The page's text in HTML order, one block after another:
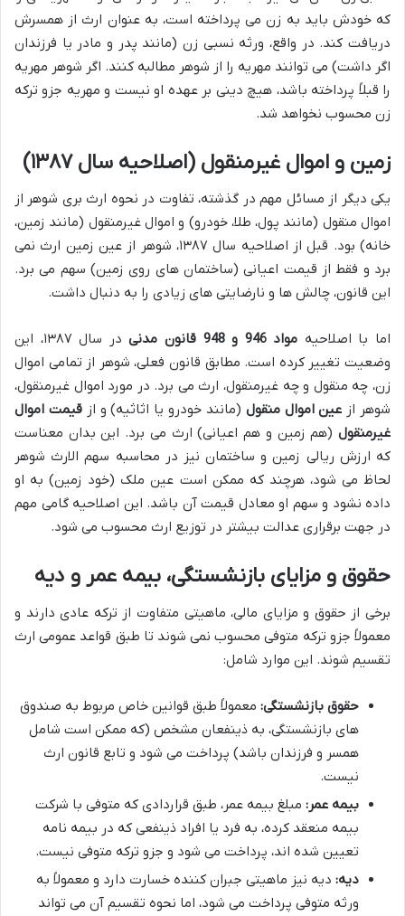
که خودش باید به زن می پرداخته است، به عنوان ارث از همسرش
دریافت کند. در واقع، ورثه نسبی زن (مانند پدر و مادر یا فرزندان
اگر داشت) می توانند مهریه را از شوهر مطالبه کنند. اگر شوهر مهریه
را قبلاً پرداخته باشد، هیچ دینی بر عهده او نیست و مهریه جزو ترکه
زن محسوب نخواهد شد.
زمین و اموال غیرمنقول (اصلاحیه سال ۱۳۸۷)
یکی دیگر از مسائل مهم در گذشته، تفاوت در نحوه ارث بری شوهر از
اموال منقول (مانند پول، طلا، خودرو) و اموال غیرمنقول (مانند زمین،
خانه) بود. قبل از اصلاحیه سال ۱۳۸۷، شوهر از عین زمین ارث نمی
برد و فقط از قیمت اعیانی (ساختمان های روی زمین) سهم می برد.
این قانون، چالش ها و نارضایتی های زیادی را به دنبال داشت.
اما با اصلاحیه مواد 946 و 948 قانون مدنی
در سال ۱۳۸۷، این
وضعیت تغییر کرده است. مطابق قانون فعلی، شوهر از تمامی اموال
زن، چه منقول و چه غیرمنقول، ارث می برد. در مورد اموال غیرمنقول،
شوهر از عین اموال منقول (مانند خودرو یا اثاثیه) و ازقیمت اموال
غیرمنقول (هم زمین و هم اعیانی) ارث می برد. این بدان معناست
که ارزش ریالی زمین و ساختمان نیز در محاسبه سهم الارث شوهر
لحاظ می شود، هرچند که ممکن است عین ملک (خود زمین) به او
داده نشود و سهم او معادل قیمت آن باشد. این اصلاحیه گامی مهم
در جهت برقراری عدالت بیشتر در توزیع ارث محسوب می شود.
حقوق و مزایای بازنشستگی، بیمه عمر و دیه
برخی از حقوق و مزایای مالی، ماهیتی متفاوت از ترکه عادی دارند و
معمولاً جزو ترکه متوفی محسوب نمی شوند تا طبق قواعد عمومی ارث
تقسیم شوند. این موارد شامل:
حقوق بازنشستگی: معمولاً طبق قوانین خاص مربوط به صندوق
های بازنشستگی، به ذینفعان مشخص (که ممکن است شامل
همسر و فرزندان باشد) پرداخت می شود و تابع قانون ارث
نیست.
بیمه عمر: مبلغ بیمه عمر، طبق قراردادی که متوفی با شرکت
بیمه منعقد کرده، به فرد یا افراد ذینفعی که در بیمه نامه
تعیین شده اند، پرداخت می شود و جزو ترکه متوفی نیست.
دیه: دیه نیز ماهیتی جبران کننده خسارت دارد و معمولاً به
ورثه متوفی پرداخت می شود، اما نحوه تقسیم آن می تواند